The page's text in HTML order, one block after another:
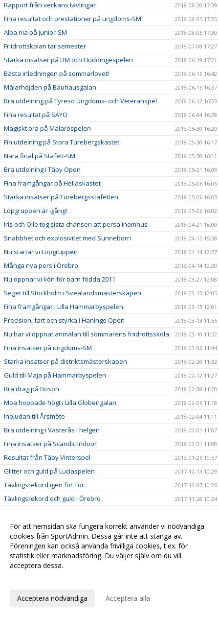
Rapport från veckans tävlingar 2018-08-20 17:39
Fina resultat och prestationer på ungdoms-SM 2018-08-05 17:35
Alba nia på junior-SM 2018-08-05 17:30
Friidrottskolan tar semester 2018-07-08 17:27
Starka insatser på DM och Huddingespelen 2018-06-19 17:21
Bästa inledningen på sommarlovet! 2018-06-15 16:42
Mälarhöjden på Bauhausgalan 2018-06-15 16:37
Bra utdelning på Tyresö Ungdoms- och Veteranspel 2018-06-12 16:33
Fina resultat på SAYO 2018-06-04 16:28
Magiskt bra på Mälaröspelen 2018-05-30 16:20
Fin utdelning på Stora Turebergskastet 2018-05-30 16:17
Nära final på Stafett-SM 2018-05-30 16:11
Bra utdelning i Täby Open 2018-05-21 16:09
Fina framgångar på Hellaskastet 2018-05-06 16:06
Starka insatser på Turebergsstafetten 2018-05-06 16:03
Löpgruppen är igång! 2018-05-06 16:02
Iris och Olle tog sista chansen att persa inomhus 2018-04-21 16:00
Snabbhet och explosivitet med Sunneborn 2018-04-15 15:58
Nu startar vi Löpgruppen 2018-04-14 12:27
Många nya pers i Örebro 2018-04-14 12:20
Nu öppnar vi kön för barn födda 2011 2018-03-27 12:08
Seger till Stockholm i Svealandsmästerskapen 2018-03-13 12:05
Fina framgångar i Lilla Hammarbyspelen 2018-03-13 12:01
Precision, fart och styrka i Haninge Open 2018-03-13 11:56
Nu har vi öppnat anmälan till sommarens friidrottsskola 2018-03-10 11:52
Fina insatser på ungdoms-SM 2018-03-06 11:44
Starka insatser på distriktsmästerskapen 2018-02-20 11:32
Guld till Maja på Hammarbyspelen 2018-02-12 11:27
Bra drag på Bosön 2018-02-08 11:20
Moa hoppade högt i Lilla Globengalan 2018-02-06 11:18
Inbjudan till Årsmöte 2018-02-04 11:11
Bra utdelning i Västerås i helgen 2018-02-01 11:07
Fina insatser på Scandic Indoor 2018-02-01 11:00
Resultat från Täby Vinterspel 2018-01-26 10:57
Glitter och guld på Luciaspelen 2017-12-13 10:29
Tävlingsrekord igen för Tor 2017-12-07 10:26
Tävlingsrekord och guld i Örebro 2017-11-28 10:24
Fina framgångar i Tullingeloppet 2017-10-05 09:46
Mälarhöjden och CRAFT i nytt samarbete 2017-10-01 09:40
Tävlingsprogram för hösten och vintern 2017-09-28 09:36
Dubbla medaljörer på Skol-DM
Stor laginsats på Brommaspelen
För att hemsidan ska fungera korrekt använder vi nödvändiga
cookies från SportAdmin. Dessa går inte att stänga av.
Föreningen kan också använda frivilliga cookies, t.ex. för
statistik eller marknadsföring. Du väljer själv om du vill
acceptera dessa.
Acceptera nödvändiga Acceptera alla